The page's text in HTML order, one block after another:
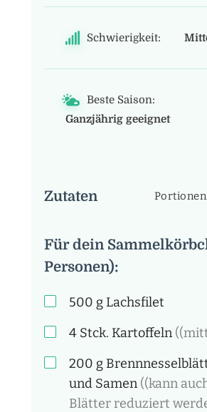
Schwierigkeit:
Beste Saison:
Ganzjährig geeignet
Zutaten Portionen
Für dein
Personen):
500 g Lachsfilet
4 Stck. Kartoffeln
200 g
und Samen ((kann
Blätter reduziert